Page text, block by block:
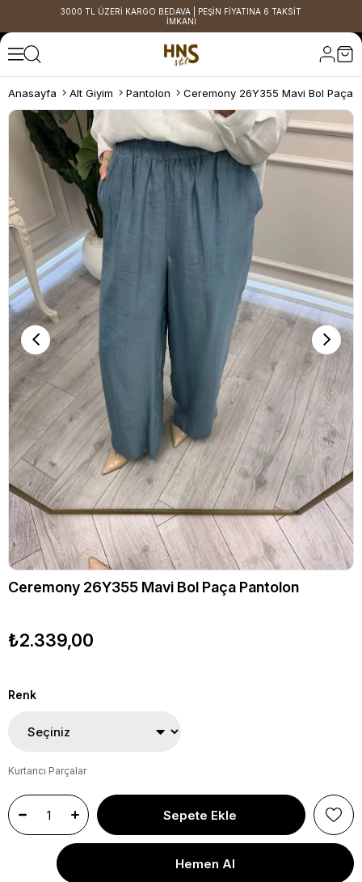
3000 TL ÜZERİ KARGO BEDAVA | PEŞİN FİYATINA 6 TAKSİT
İMKANI
Anasayfa Alt Giyim Pantolon Ceremony 26Y355 Mavi Bol Paça
Ceremony 26Y355 Mavi Bol Paça Pantolon
₺2.339,00
Renk
Kurtarıcı Parçalar